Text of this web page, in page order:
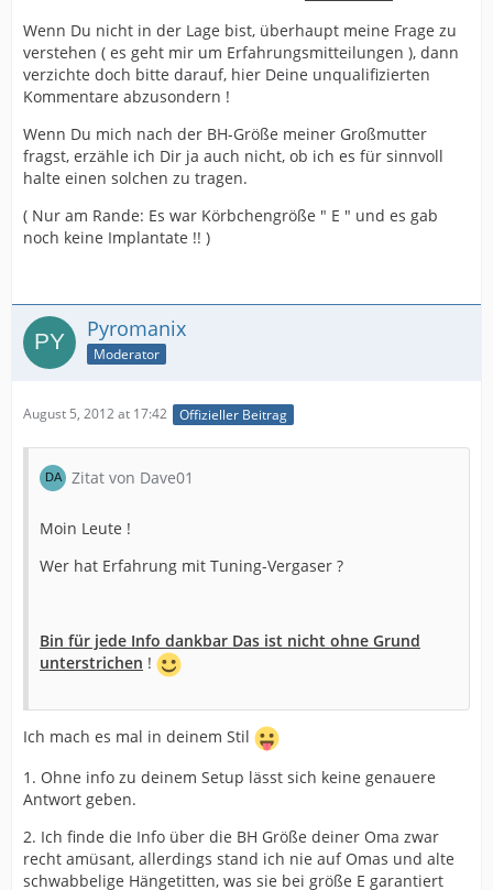
Wenn Du nicht in der Lage bist, überhaupt meine Frage zu
verstehen ( es geht mir um Erfahrungsmitteilungen ), dann
verzichte doch bitte darauf, hier Deine unqualifizierten
Kommentare abzusondern !
Wenn Du mich nach der BH-Größe meiner Großmutter
fragst, erzähle ich Dir ja auch nicht, ob ich es für sinnvoll
halte einen solchen zu tragen.
( Nur am Rande: Es war Körbchengröße " E " und es gab
noch keine Implantate !! )
Pyromanix
Moderator
August 5, 2012 at 17:42 Offizieller Beitrag
Zitat von Dave01
Moin Leute !
Wer hat Erfahrung mit Tuning-Vergaser ?
Bin für jede Info dankbar Das ist nicht ohne Grund
unterstrichen !
Ich mach es mal in deinem Stil
1. Ohne info zu deinem Setup lässt sich keine genauere
Antwort geben.
2. Ich finde die Info über die BH Größe deiner Oma zwar
recht amüsant, allerdings stand ich nie auf Omas und alte
schwabbelige Hängetitten, was sie bei größe E garantiert